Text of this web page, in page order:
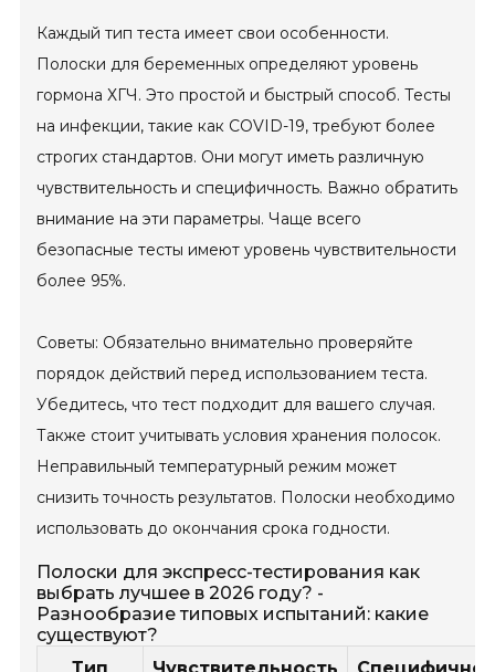
Каждый тип теста имеет свои особенности.
Полоски для беременных определяют уровень
гормона ХГЧ. Это простой и быстрый способ. Тесты
на инфекции, такие как COVID-19, требуют более
строгих стандартов. Они могут иметь различную
чувствительность и специфичность. Важно обратить
внимание на эти параметры. Чаще всего
безопасные тесты имеют уровень чувствительности
более 95%.
Советы: Обязательно внимательно проверяйте
порядок действий перед использованием теста.
Убедитесь, что тест подходит для вашего случая.
Также стоит учитывать условия хранения полосок.
Неправильный температурный режим может
снизить точность результатов. Полоски необходимо
использовать до окончания срока годности.
Полоски для экспресс-тестирования как
выбрать лучшее в 2026 году? -
Разнообразие типовых испытаний: какие
существуют?